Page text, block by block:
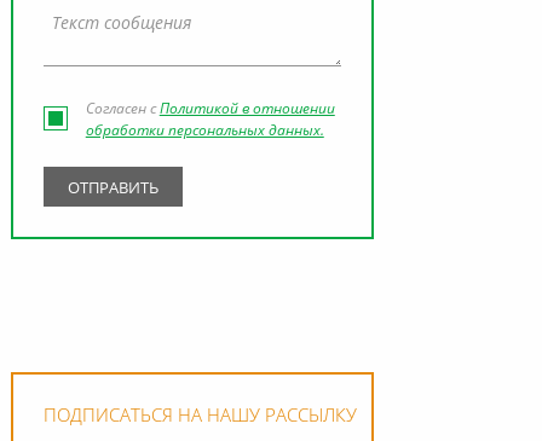
Согласен сПолитикой в отношении
обработки персональных данных.
ПОДПИСАТЬСЯ НА НАШУ РАССЫЛКУ